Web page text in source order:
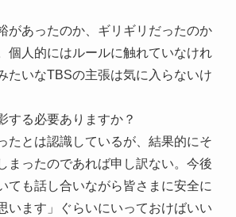
があったのか、ギリギリだったのか
個人的にはルールに触れていなけれ
たいなTBSの主張は気に入らないけ
する必要ありますか？
たとは認識しているが、結果的にそ
まったのであれば申し訳ない。今後
ても話し合いながら皆さまに安全に
います」ぐらいにいっておけばいい